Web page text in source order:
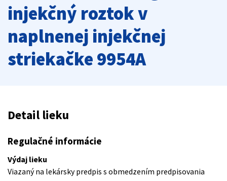
injekčný roztok v
naplnenej injekčnej
striekačke 9954A
Detail lieku
Regulačné informácie
Výdaj lieku
Viazaný na lekársky predpis s obmedzením predpisovania